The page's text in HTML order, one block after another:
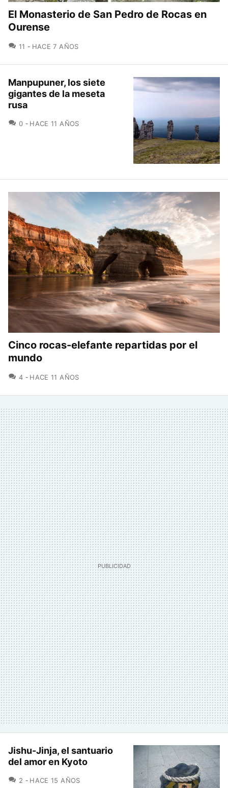
El Monasterio de San Pedro de Rocas en
Ourense
11 COMENTARIOS
HACE 7 AÑOS
Manpupuner, los siete
gigantes de la meseta
rusa
0 COMENTARIOS
HACE 11 AÑOS
Cinco rocas-elefante repartidas por el
mundo
4 COMENTARIOS
HACE 11 AÑOS
Jishu-Jinja, el santuario
del amor en Kyoto
2 COMENTARIOS
HACE 15 AÑOS